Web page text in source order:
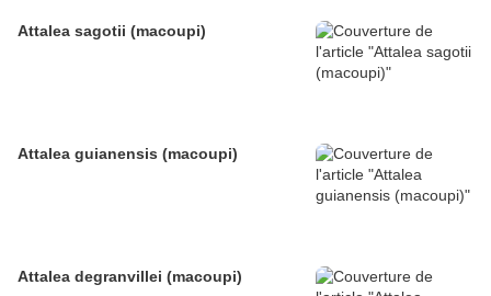
Attalea sagotii (macoupi)
Attalea guianensis (macoupi)
Attalea degranvillei (macoupi)